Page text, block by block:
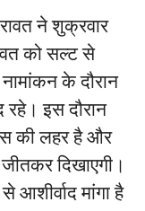
ने शुक्रवार
को सल्ट से
के दौरान
रहे। इस दौरान
की लहर है और
दिखाएगी।
आशीर्वाद मांगा है